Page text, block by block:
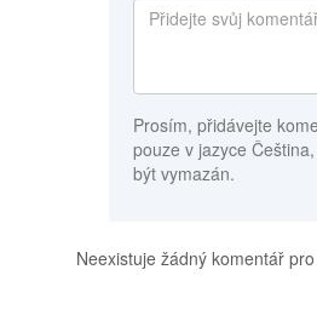
Prosím, přidávejte
pouze v jazyce
být vymazán.
Neexistuje žádný komentář